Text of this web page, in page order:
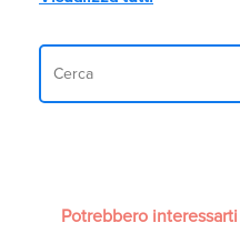
Potrebbero